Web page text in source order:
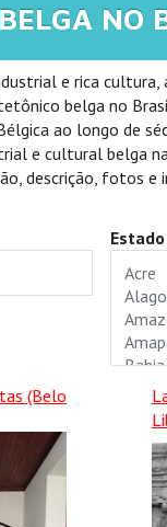
NO
e rica
belga no
ao longo de
e cultural belga
descrição, fotos
Estado
(Belo